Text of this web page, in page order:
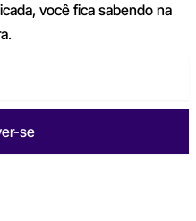
você fica sabendo na
se